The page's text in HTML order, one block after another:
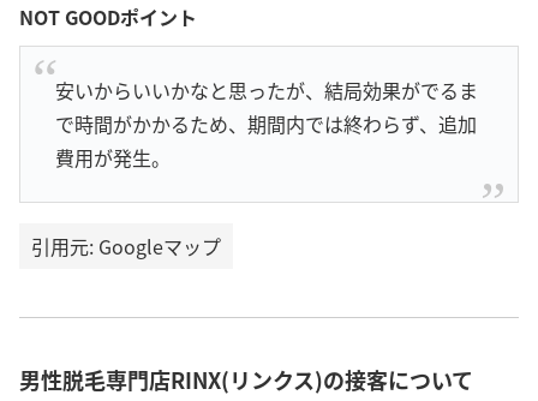
NOT GOODポイント
安いからいいかなと思ったが、結局効果がでるま
で時間がかかるため、期間内では終わらず、追加
費用が発生。
引用元: Googleマップ
男性脱毛専門店RINX(リンクス)の接客について